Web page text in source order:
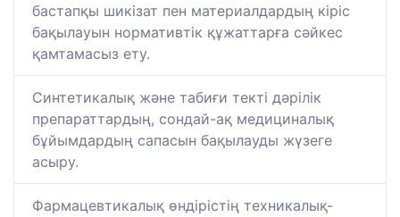
бастапқы шикізат пен материалдардың кіріс
бақылауын нормативтік құжаттарға сәйкес
қамтамасыз ету.
Синтетикалық және табиғи текті дәрілік
препараттардың, сондай-ақ медициналық
бұйымдардың сапасын бақылауды жүзеге
асыру.
Фармацевтикалық өндірістің техникалық-